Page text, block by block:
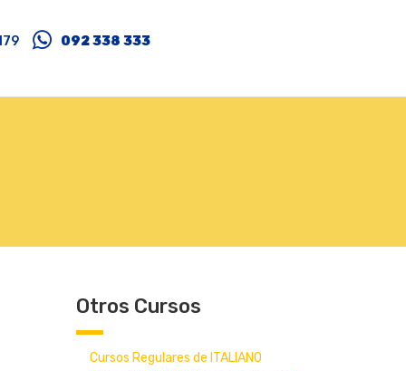
092 338 333
Otros Cursos
Cursos Regulares de ITALIANO